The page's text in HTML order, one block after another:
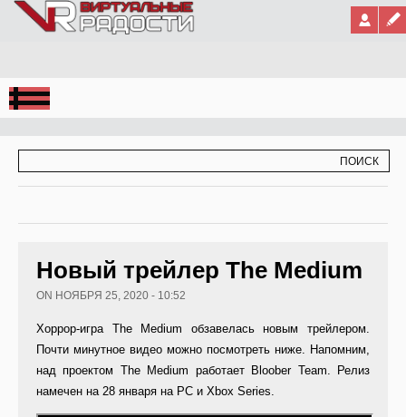
Jump to Navigation
Новый трейлер The Medium
ON НОЯБРЯ 25, 2020 - 10:52
Хоррор-игра The Medium обзавелась новым трейлером.
Почти минутное видео можно посмотреть ниже. Напомним,
над проектом The Medium работает Bloober Team. Релиз
намечен на 28 января на PC и Xbox Series.